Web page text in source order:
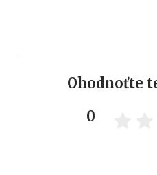
Ohodnoťte
0